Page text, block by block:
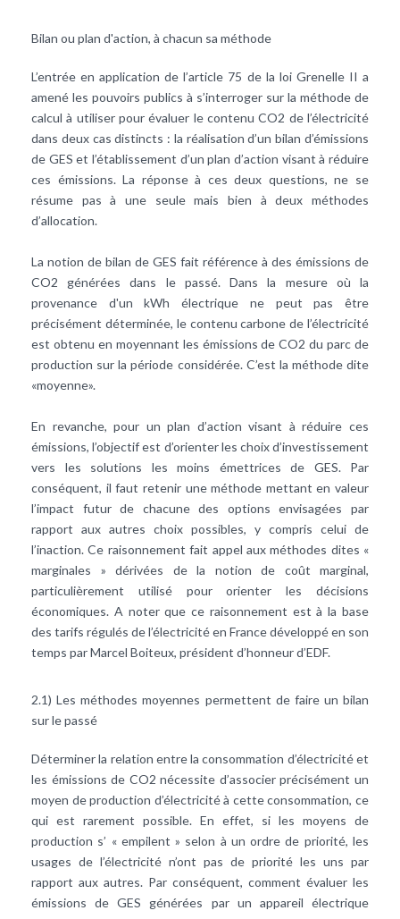
Bilan ou plan d'action, à chacun sa méthode
L’entrée en application de l’article 75 de la loi Grenelle II a
amené les pouvoirs publics à s’interroger sur la méthode de
calcul à utiliser pour évaluer le contenu CO2 de l’électricité
dans deux cas distincts : la réalisation d’un bilan d’émissions
de GES et l’établissement d’un plan d’action visant à réduire
ces émissions. La réponse à ces deux questions, ne se
résume pas à une seule mais bien à deux méthodes
d’allocation.
La notion de bilan de GES fait référence à des émissions de
CO2 générées dans le passé. Dans la mesure où la
provenance d'un kWh électrique ne peut pas être
précisément déterminée, le contenu carbone de l’électricité
est obtenu en moyennant les émissions de CO2 du parc de
production sur la période considérée. C’est la méthode dite
«moyenne».
En revanche, pour un plan d’action visant à réduire ces
émissions, l’objectif est d’orienter les choix d’investissement
vers les solutions les moins émettrices de GES. Par
conséquent, il faut retenir une méthode mettant en valeur
l’impact futur de chacune des options envisagées par
rapport aux autres choix possibles, y compris celui de
l’inaction. Ce raisonnement fait appel aux méthodes dites «
marginales » dérivées de la notion de coût marginal,
particulièrement utilisé pour orienter les décisions
économiques. A noter que ce raisonnement est à la base
des tarifs régulés de l’électricité en France développé en son
temps par Marcel Boiteux, président d’honneur d’EDF.
2.1) Les méthodes moyennes permettent de faire un bilan
sur le passé
Déterminer la relation entre la consommation d’électricité et
les émissions de CO2 nécessite d’associer précisément un
moyen de production d’électricité à cette consommation, ce
qui est rarement possible. En effet, si les moyens de
production s’ « empilent » selon à un ordre de priorité, les
usages de l’électricité n’ont pas de priorité les uns par
rapport aux autres. Par conséquent, comment évaluer les
émissions de GES générées par un appareil électrique